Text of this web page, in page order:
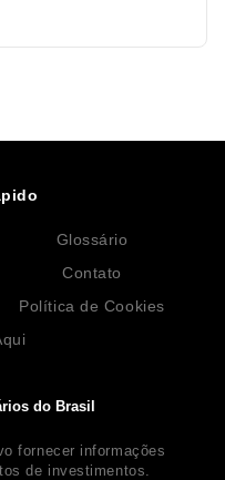
do Brasil
fornecer informações
de investimentos.
Glossário
Contato
Política de Cookies